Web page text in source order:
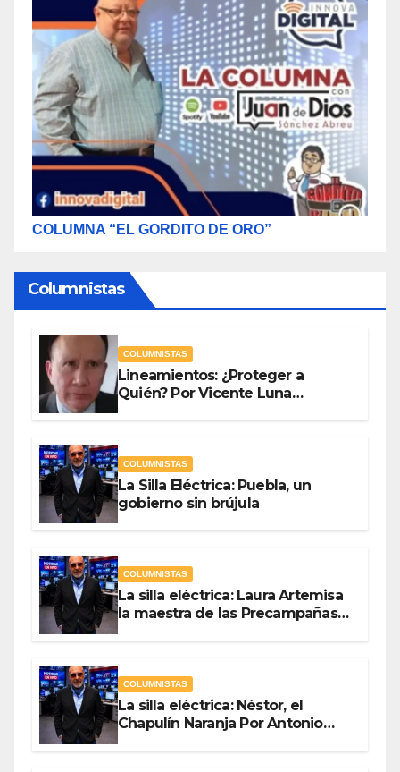
COLUMNA “EL GORDITO DE ORO”
Columnistas
COLUMNISTAS
Lineamientos: ¿Proteger a
Quién? Por Vicente Luna
COLUMNISTAS
La Silla Eléctrica: Puebla, un
gobierno sin brújula
COLUMNISTAS
La silla eléctrica: Laura Artemisa
la maestra de las Precampañas
COLUMNISTAS
La silla eléctrica: Néstor, el
Chapulín Naranja Por Antonio